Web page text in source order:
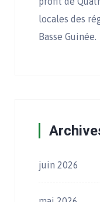
locales des
Basse Guinée.
juin 2026